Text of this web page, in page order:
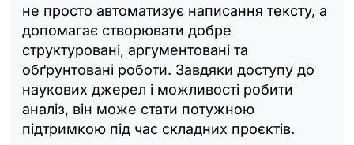
не просто автоматизує написання тексту, а
допомагає створювати добре
структуровані, аргументовані та
обґрунтовані роботи. Завдяки доступу до
наукових джерел і можливості робити
аналіз, він може стати потужною
підтримкою під час складних проєктів.